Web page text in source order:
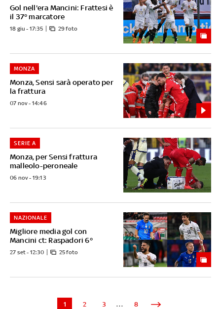
Gol nell'era Mancini: Frattesi è
il 37° marcatore
18 giu - 17:35 29 foto
Monza, Sensi sarà operato per
la frattura
MONZA
07 nov - 14:46
Monza, per Sensi frattura
malleolo-peroneale
SERIE A
06 nov - 19:13
Migliore media gol con
Mancini ct: Raspadori 6°
NAZIONALE
27 set - 12:30 25 foto
1 2 3 ... 8